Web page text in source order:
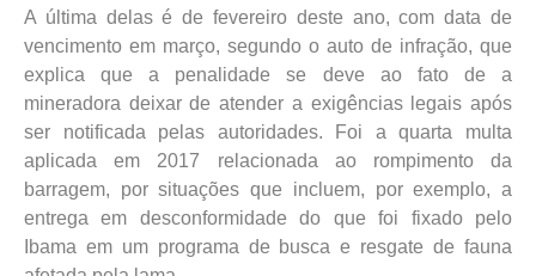
A última delas é de fevereiro deste ano, com data de
vencimento em março, segundo o auto de infração, que
explica que a penalidade se deve ao fato de a
mineradora deixar de atender a exigências legais após
ser notificada pelas autoridades. Foi a quarta multa
aplicada em 2017 relacionada ao rompimento da
barragem, por situações que incluem, por exemplo, a
entrega em desconformidade do que foi fixado pelo
Ibama em um programa de busca e resgate de fauna